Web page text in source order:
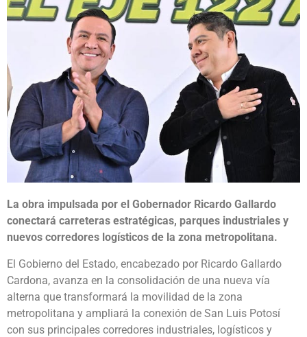
La obra impulsada por el Gobernador Ricardo Gallardo
conectará carreteras estratégicas, parques industriales y
nuevos corredores logísticos de la zona metropolitana.
El Gobierno del Estado, encabezado por Ricardo Gallardo
Cardona, avanza en la consolidación de una nueva vía
alterna que transformará la movilidad de la zona
metropolitana y ampliará la conexión de San Luis Potosí
con sus principales corredores industriales, logísticos y